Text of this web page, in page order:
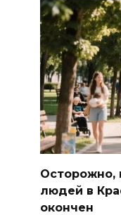
Осторожно,
людей в
окончен